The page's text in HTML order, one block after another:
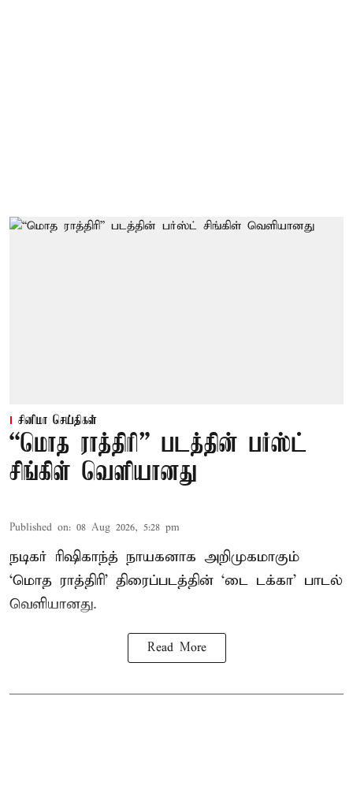
சினிமா செய்திகள்
“மொத ராத்திரி” படத்தின் பர்ஸ்ட்
சிங்கிள் வெளியானது
Published on: 08 Aug 2026, 5:28 pm
நடிகர் ரிஷிகாந்த் நாயகனாக அறிமுகமாகும்
‘மொத ராத்திரி’ திரைப்படத்தின் ‘டை டக்கா’ பாடல்
வெளியானது.
Read More